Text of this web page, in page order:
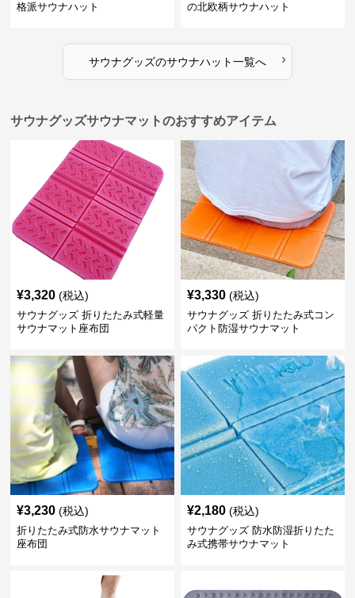
格派サウナハット
の北欧柄サウナハット
サウナグッズのサウナハット一覧へ ›
サウナグッズサウナマットのおすすめアイテム
¥3,320 (税込)
サウナグッズ 折りたたみ式軽量
サウナマット座布団
¥3,330 (税込)
サウナグッズ 折りたたみ式コン
パクト防湿サウナマット
¥3,230 (税込)
折りたたみ式防水サウナマット
座布団
¥2,180 (税込)
サウナグッズ 防水防湿折りたた
み式携帯サウナマット